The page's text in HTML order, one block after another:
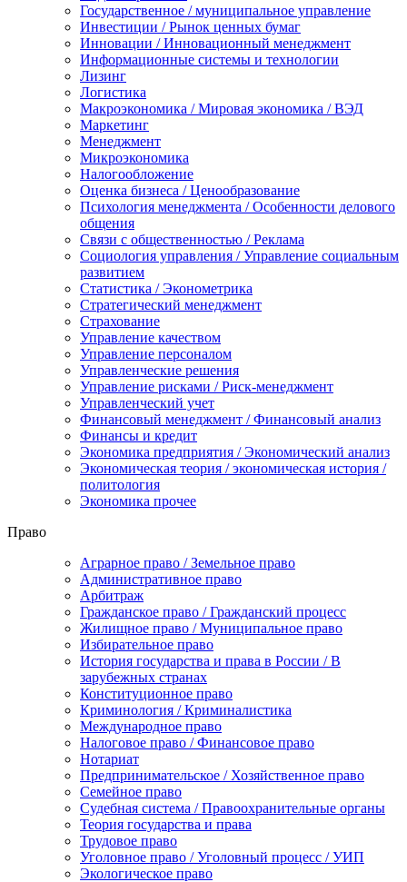
Государственное / муниципальное управление
Инвестиции / Рынок ценных бумаг
Инновации / Инновационный менеджмент
Информационные системы и технологии
Лизинг
Логистика
Макроэкономика / Мировая экономика / ВЭД
Маркетинг
Менеджмент
Микроэкономика
Налогообложение
Оценка бизнеса / Ценообразование
Психология менеджмента / Особенности делового
общения
Связи с общественностью / Реклама
Социология управления / Управление социальным
развитием
Статистика / Эконометрика
Стратегический менеджмент
Страхование
Управление качеством
Управление персоналом
Управленческие решения
Управление рисками / Риск-менеджмент
Управленческий учет
Финансовый менеджмент / Финансовый анализ
Финансы и кредит
Экономика предприятия / Экономический анализ
Экономическая теория / экономическая история /
политология
Экономика прочее
Право
Аграрное право / Земельное право
Административное право
Арбитраж
Гражданское право / Гражданский процесс
Жилищное право / Муниципальное право
Избирательное право
История государства и права в России / В
зарубежных странах
Конституционное право
Криминология / Криминалистика
Международное право
Налоговое право / Финансовое право
Нотариат
Предпринимательское / Хозяйственное право
Семейное право
Судебная система / Правоохранительные органы
Теория государства и права
Трудовое право
Уголовное право / Уголовный процесс / УИП
Экологическое право